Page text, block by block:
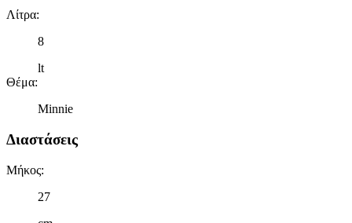
Λίτρα:
8
lt
Θέμα:
Minnie
Διαστάσεις
Μήκος:
27